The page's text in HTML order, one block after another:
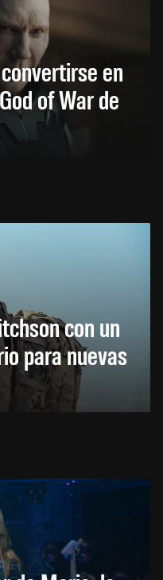
en
of War de
con un
para nuevas